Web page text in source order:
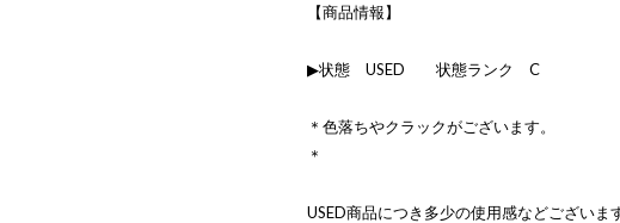
【商品情報】
▶状態 USED 状態ランク C
＊色落ちやクラックがございます。
＊
USED商品につき多少の使用感などございま